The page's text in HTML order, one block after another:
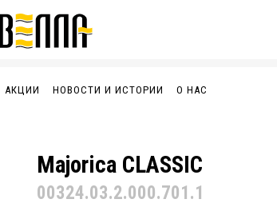
АКЦИИ НОВОСТИ И ИСТОРИИ О НАС
Majorica CLASSIC
00324.03.2.000.701.1